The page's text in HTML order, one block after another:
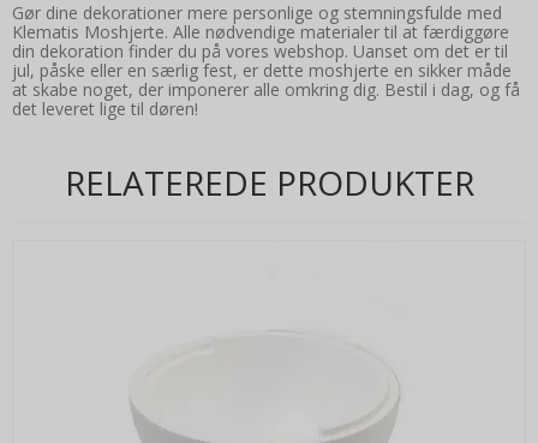
Gør dine dekorationer mere personlige og stemningsfulde med
Klematis Moshjerte. Alle nødvendige materialer til at færdiggøre
din dekoration finder du på vores webshop. Uanset om det er til
jul, påske eller en særlig fest, er dette moshjerte en sikker måde
at skabe noget, der imponerer alle omkring dig. Bestil i dag, og få
det leveret lige til døren!
RELATEREDE PRODUKTER